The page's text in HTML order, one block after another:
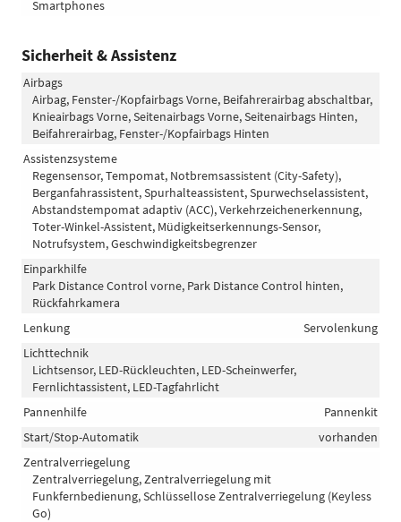
Smartphones
Sicherheit & Assistenz
Airbags
Airbag, Fenster-/Kopfairbags Vorne, Beifahrerairbag abschaltbar,
Knieairbags Vorne, Seitenairbags Vorne, Seitenairbags Hinten,
Beifahrerairbag, Fenster-/Kopfairbags Hinten
Assistenzsysteme
Regensensor, Tempomat, Notbremsassistent (City-Safety),
Berganfahrassistent, Spurhalteassistent, Spurwechselassistent,
Abstandstempomat adaptiv (ACC), Verkehrzeichenerkennung,
Toter-Winkel-Assistent, Müdigkeitserkennungs-Sensor,
Notrufsystem, Geschwindigkeitsbegrenzer
Einparkhilfe
Park Distance Control vorne, Park Distance Control hinten,
Rückfahrkamera
Lenkung
Servolenkung
Lichttechnik
Lichtsensor, LED-Rückleuchten, LED-Scheinwerfer,
Fernlichtassistent, LED-Tagfahrlicht
Pannenhilfe
Pannenkit
Start/Stop-Automatik
vorhanden
Zentralverriegelung
Zentralverriegelung, Zentralverriegelung mit
Funkfernbedienung, Schlüssellose Zentralverriegelung (Keyless
Go)